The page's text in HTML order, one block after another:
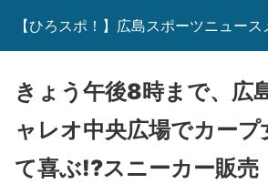
【ひろスポ！】広島スポーツニュース
きょう午後8時まで、広
ャレオ中央広場でカープ
て喜ぶ!?スニーカー販売